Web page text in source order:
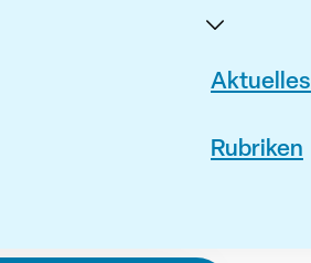
Aktuelles
Rubriken